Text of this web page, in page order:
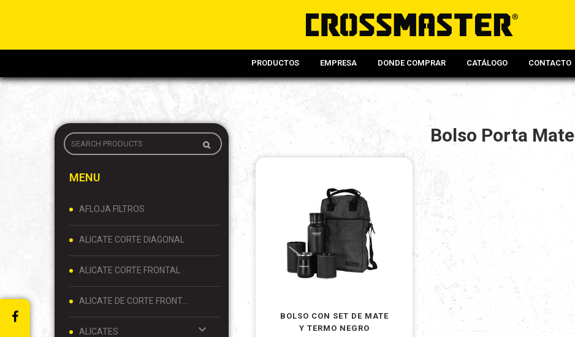
PRODUCTOS EMPRESA DONDE COMPRAR CATÁLOGO CONTACTO
MENU
AFLOJA FILTROS
ALICATE CORTE DIAGONAL
ALICATE CORTE FRONTAL
ALICATE DE CORTE FRONTAL 8 PULGADAS
ALICATES
Bolso Porta Mate
BOLSO CON SET DE MATE
Y TERMO NEGRO